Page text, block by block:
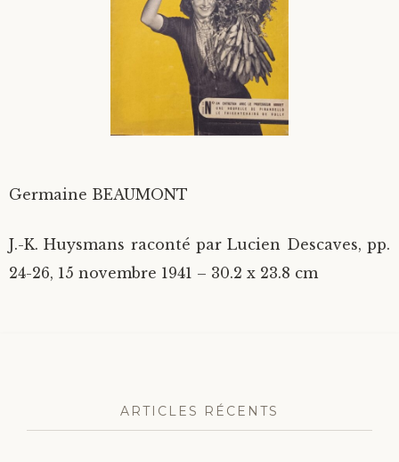
Langues étrangères
Germaine BEAUMONT
J.-K. Huysmans raconté par Lucien Descaves, pp.
24-26, 15 novembre 1941 – 30.2 x 23.8 cm
ARTICLES RÉCENTS